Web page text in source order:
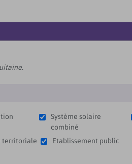
Système solaire
combiné
territoriale
Etablissement public